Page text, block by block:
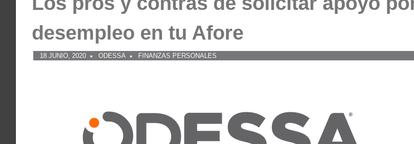
desempleo en tu Afore
18 JUNIO, 2020 ODESSA FINANZAS PERSONALES